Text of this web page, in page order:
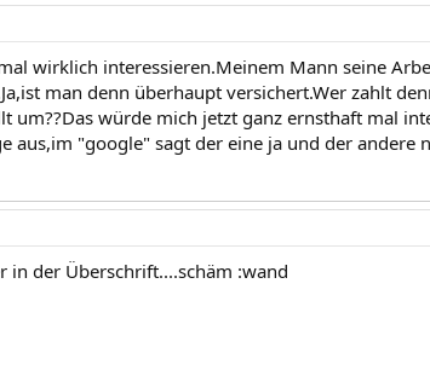
wirklich interessieren.Meinem Mann seine
man denn überhaupt versichert.Wer zahlt
um??Das würde mich jetzt ganz ernsthaft mal
aus,im "google" sagt der eine ja und der andere
in der Überschrift....schäm :wand